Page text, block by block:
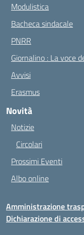
Modulistica
Bacheca sindacale
PNRR
Giornalino : La voce
Avvisi
Erasmus
Novità
Notizie
Circolari
Prossimi Eventi
Albo online
Amministrazione
Dichiarazione di